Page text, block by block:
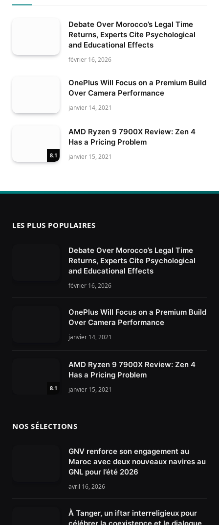
Debate Over Morocco’s Legal Time
Returns, Experts Cite Psychological
and Educational Effects
février 16, 2026
OnePlus Will Focus on a Premium Build
Over Camera Performance
janvier 14, 2021
8.1
AMD Ryzen 9 7900X Review: Zen 4
Has a Pricing Problem
janvier 15, 2021
LES PLUS POPULAIRES
Debate Over Morocco’s Legal Time
Returns, Experts Cite Psychological
and Educational Effects
février 16, 2026
OnePlus Will Focus on a Premium Build
Over Camera Performance
janvier 14, 2021
8.1
AMD Ryzen 9 7900X Review: Zen 4
Has a Pricing Problem
janvier 15, 2021
NOS SÉLECTIONS
GNV renforce son engagement au
Maroc avec deux nouveaux navires au
GNL pour l’été 2026
avril 16, 2026
À Tanger, un iftar interreligieux pour